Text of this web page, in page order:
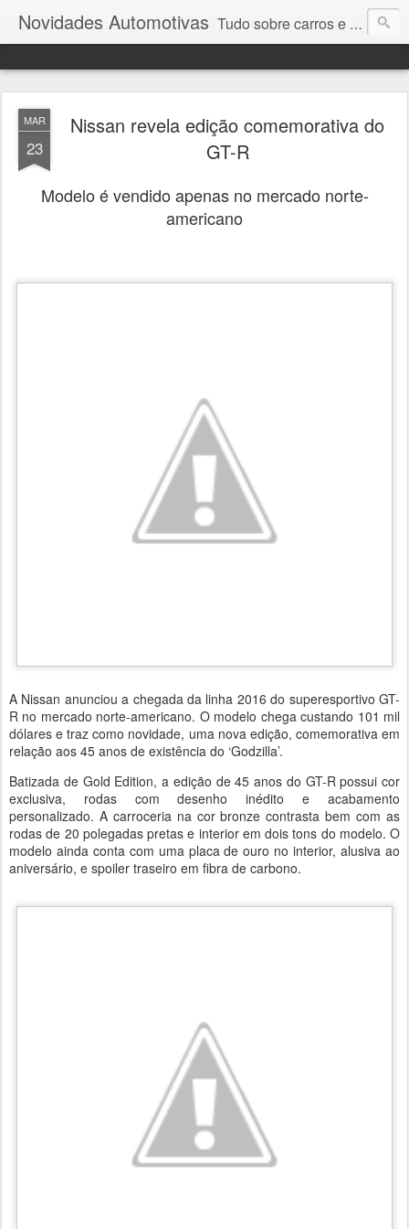
Novidades Automotivas Tudo sobre carros e motores
MAR
23
Nissan revela edição comemorativa do
GT-R
Modelo é vendido apenas no mercado norte-
americano
A Nissan anunciou a chegada da linha 2016 do superesportivo GT-
R no mercado norte-americano. O modelo chega custando 101 mil
dólares e traz como novidade, uma nova edição, comemorativa em
relação aos 45 anos de existência do ‘Godzilla’.
Batizada de Gold Edition, a edição de 45 anos do GT-R possui cor
exclusiva, rodas com desenho inédito e acabamento
personalizado. A carroceria na cor bronze contrasta bem com as
rodas de 20 polegadas pretas e interior em dois tons do modelo. O
modelo ainda conta com uma placa de ouro no interior, alusiva ao
aniversário, e spoiler traseiro em fibra de carbono.